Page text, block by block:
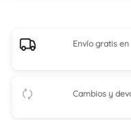
Envío gratis
Cambios y